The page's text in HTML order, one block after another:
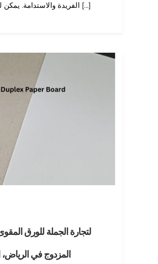
الفريدة والاستدامة. يمكن للشركات أن تضع [...]
المزدوج في الرياض،